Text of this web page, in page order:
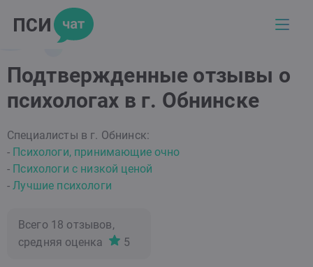
Подтвержденные отзывы о
психологах в г. Обнинске
Специалисты в г. Обнинск:
- Психологи, принимающие очно
- Психологи с низкой ценой
-Лучшие психологи
Всего 18 отзывов,
средняя оценка
5